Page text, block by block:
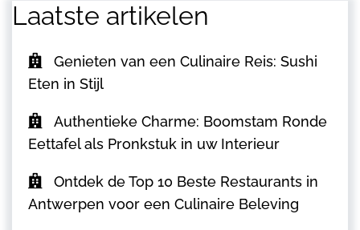
Laatste artikelen
Genieten van een Culinaire Reis: Sushi
Eten in Stijl
Authentieke Charme: Boomstam Ronde
Eettafel als Pronkstuk in uw Interieur
Ontdek de Top 10 Beste Restaurants in
Antwerpen voor een Culinaire Beleving